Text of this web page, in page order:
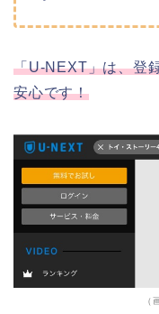
「U-NEXT」は、登
安心です！
（